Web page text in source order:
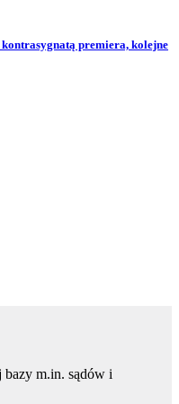
premiera, kolejne
bazy m.in. sądów i